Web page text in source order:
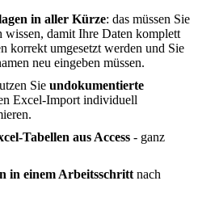
in aller Kürze: das müssen Sie
wissen, damit Ihre Daten komplett
korrekt umgesetzt werden und Sie
neu eingeben müssen.
Sie undokumentierte
Excel-Import individuell
Tabellen aus Access - ganz
in einem Arbeitsschritt nach